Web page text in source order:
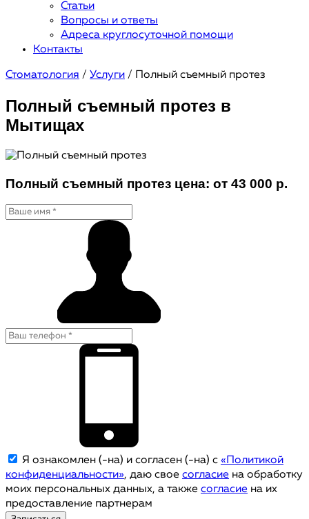
Статьи
Вопросы и ответы
Адреса круглосуточной помощи
Контакты
Стоматология / Услуги / Полный съемный протез
Полный съемный протез в
Мытищах
Полный съемный протез цена: от 43 000 р.
Я ознакомлен (-на) и согласен (-на) с «Политикой
конфиденциальности», даю свое согласие на обработку
моих персональных данных, а также согласие на их
предоставление партнерам